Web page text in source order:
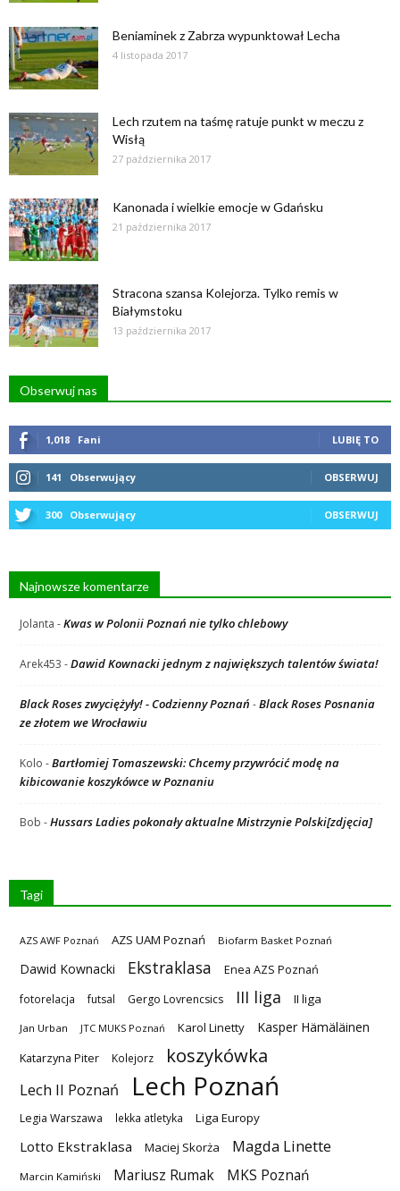
Beniaminek z Zabrza wypunktował Lecha
4 listopada 2017
Lech rzutem na taśmę ratuje punkt w meczu z
Wisłą
27 października 2017
Kanonada i wielkie emocje w Gdańsku
21 października 2017
Stracona szansa Kolejorza. Tylko remis w
Białymstoku
13 października 2017
Obserwuj nas
1,018 Fani LUBIĘ TO
141 Obserwujący OBSERWUJ
300 Obserwujący OBSERWUJ
Najnowsze komentarze
Jolanta -Kwas w Polonii Poznań nie tylko chlebowy
Arek453 -Dawid Kownacki jednym z największych talentów świata!
Black Roses zwyciężyły! - Codzienny Poznań -Black Roses Posnania
ze złotem we Wrocławiu
Kolo -Bartłomiej Tomaszewski: Chcemy przywrócić modę na
kibicowanie koszykówce w Poznaniu
Bob -Hussars Ladies pokonały aktualne Mistrzynie Polski[zdjęcia]
Tagi
AZS AWF Poznań AZS UAM Poznań Biofarm Basket Poznań
Dawid Kownacki Ekstraklasa Enea AZS Poznań
fotorelacja futsal Gergo Lovrencsics III liga II liga
Jan Urban JTC MUKS Poznań Karol Linetty Kasper Hämäläinen
Katarzyna Piter Kolejorz koszykówka
Lech II Poznań Lech Poznań
Legia Warszawa lekka atletyka Liga Europy
Lotto Ekstraklasa Maciej Skorża Magda Linette
Marcin Kamiński Mariusz Rumak MKS Poznań